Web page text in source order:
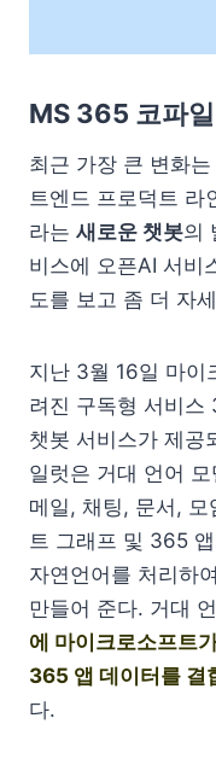
MS 365 코파
최근 가장 큰 변화
트엔드 프로덕트 라
라는 새로운 챗봇의
비스에 오픈AI 서비
도를 보고 좀 더 자
지난 3월 16일 마이
려진 구독형 서비스
챗봇 서비스가 제공
일럿은 거대 언어
메일, 채팅, 문서, 모
트 그래프 및 365
자연언어를 처리하
만들어 준다. 거대
에 마이크로소프트
365 앱 데이터를 결
다.